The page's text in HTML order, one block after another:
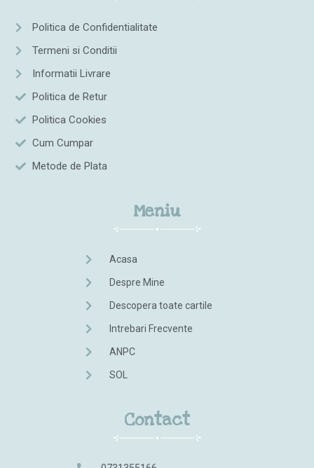
Politica de Confidentialitate
Termeni si Conditii
Informatii Livrare
Politica de Retur
Politica Cookies
Cum Cumpar
Metode de Plata
Meniu
Acasa
Despre Mine
Descopera toate cartile
Intrebari Frecvente
ANPC
SOL
Contact